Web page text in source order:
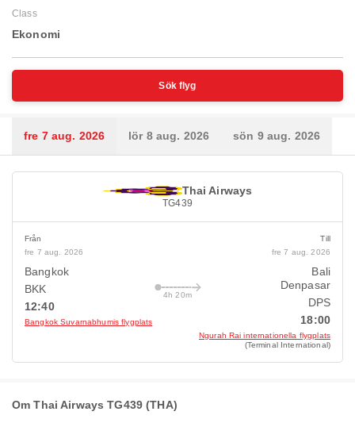
Class
Ekonomi
Sök flyg
fre 7 aug. 2026 lör 8 aug. 2026 sön 9 aug. 2026
Thai Airways
TG439
Från
fre 7 aug. 2026
Bangkok
BKK
12:40
Bangkok Suvarnabhumis flygplats
4h 20m
Till
fre 7 aug. 2026
Bali
Denpasar
DPS
18:00
Ngurah Rai internationella flygplats
(Terminal International)
Om Thai Airways TG439 (THA)